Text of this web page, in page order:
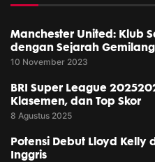
Manchester United: Klub
dengan Sejarah Gemilang
10 November 2023
BRI Super League
Klasemen, dan Top Skor
8 Agustus 2025
Potensi Debut Lloyd Kelly
Inggris